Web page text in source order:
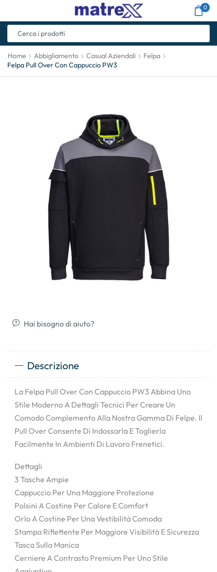
0
Home Abbigliamento Casual Aziendali
Felpa
Felpa Pull Over Con Cappuccio PW3
Hai bisogno di aiuto?
Descrizione
La Felpa Pull Over Con Cappuccio PW3 Abbina Uno
Stile Moderno A Dettagli Tecnici Per Creare Un
Comodo Complemento Alla Nostra Gamma Di Felpe. Il
Pull Over Consente Di Indossarla E Toglierla
Facilmente In Ambienti Di Lavoro Frenetici.
Dettagli
3 Tasche Ampie
Cappuccio Per Una Maggiore Protezione
Polsini A Costine Per Calore E Comfort
Orlo A Costine Per Una Vestibilità Comoda
Stampa Riflettente Per Maggiore Visibilità E Sicurezza
Tasca Sulla Manica
Cerniere A Contrasto Premium Per Uno Stile